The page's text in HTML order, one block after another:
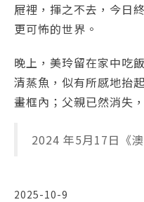
屜裡，揮之不去，今日
更可怖的世界。
晚上，美玲留在家中吃
清蒸魚，似有所感地抬
畫框內；父親已然消失
2024 年5月17日《
2025-10-9